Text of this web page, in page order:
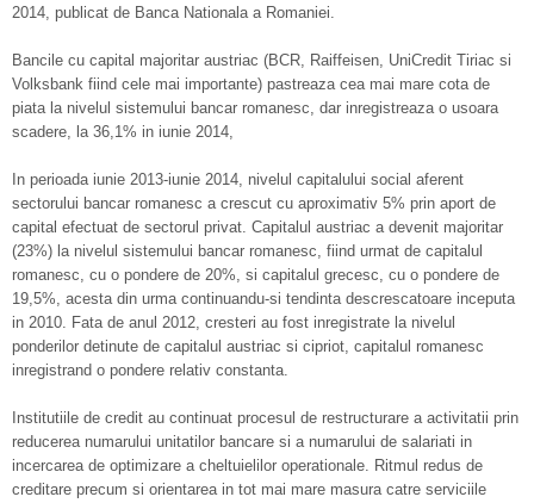
2014, publicat de Banca Nationala a Romaniei.
Bancile cu capital majoritar austriac (BCR, Raiffeisen, UniCredit Tiriac si
Volksbank fiind cele mai importante) pastreaza cea mai mare cota de
piata la nivelul sistemului bancar romanesc, dar inregistreaza o usoara
scadere, la 36,1% in iunie 2014,
In perioada iunie 2013-iunie 2014, nivelul capitalului social aferent
sectorului bancar romanesc a crescut cu aproximativ 5% prin aport de
capital efectuat de sectorul privat. Capitalul austriac a devenit majoritar
(23%) la nivelul sistemului bancar romanesc, fiind urmat de capitalul
romanesc, cu o pondere de 20%, si capitalul grecesc, cu o pondere de
19,5%, acesta din urma continuandu-si tendinta descrescatoare inceputa
in 2010. Fata de anul 2012, cresteri au fost inregistrate la nivelul
ponderilor detinute de capitalul austriac si cipriot, capitalul romanesc
inregistrand o pondere relativ constanta.
Institutiile de credit au continuat procesul de restructurare a activitatii prin
reducerea numarului unitatilor bancare si a numarului de salariati in
incercarea de optimizare a cheltuielilor operationale. Ritmul redus de
creditare precum si orientarea in tot mai mare masura catre serviciile